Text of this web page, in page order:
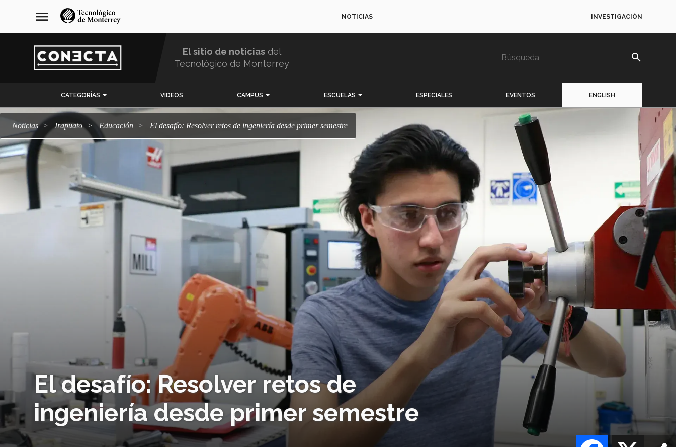
navegación
principal
menu NOTICIAS INVESTIGACIÓN
El sitio de noticias del
Tecnológico de Monterrey
search
CATEGORÍAS VIDEOS CAMPUS ESCUELAS ESPECIALES EVENTOS ENGLISH
Noticias Irapuato Educación El desafío: Resolver retos de ingeniería desde primer semestre
El desafío: Resolver retos de
ingeniería desde primer semestre
X
Facebook